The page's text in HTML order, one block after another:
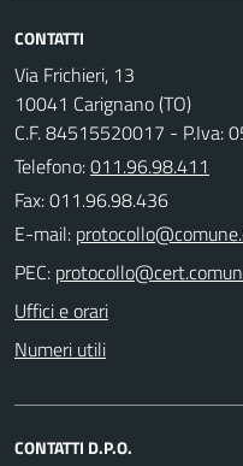
CONTATTI
Via Frichieri, 13
10041 Carignano (TO)
C.F. 84515520017 - P.Iva:
Telefono:011.96.98.411
Fax: 011.96.98.436
E-mail:
PEC:
Uffici e orari
Numeri utili
CONTATTI D.P.O.